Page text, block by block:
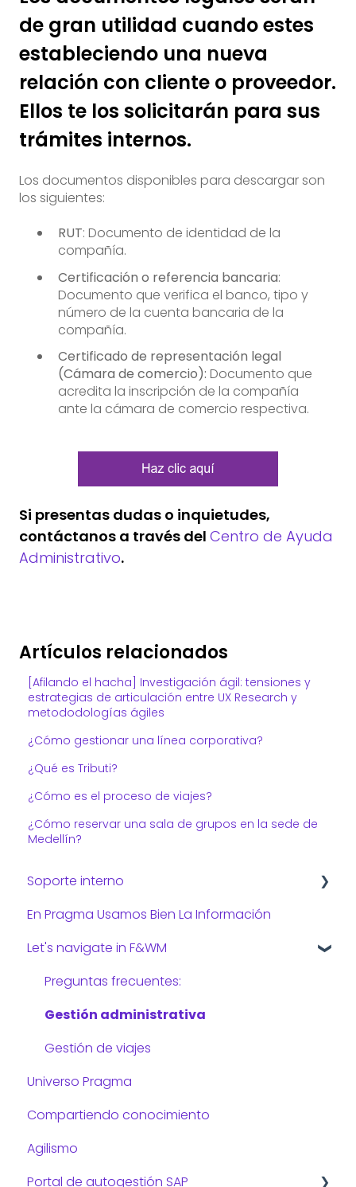
de gran utilidad cuando estes
estableciendo una nueva
relación con cliente o proveedor.
Ellos te los solicitarán para sus
trámites internos.
Los documentos disponibles para descargar son
los siguientes:
RUT: Documento de identidad de la
compañía.
Certificación o referencia bancaria:
Documento que verifica el banco, tipo y
número de la cuenta bancaria de la
compañía.
Certificado de representación legal
(Cámara de comercio): Documento que
acredita la inscripción de la compañía
ante la cámara de comercio respectiva.
Si presentas dudas o inquietudes,
contáctanos a través del Centro de Ayuda
Administrativo.
Artículos relacionados
[Afilando el hacha] Investigación ágil: tensiones y
estrategias de articulación entre UX Research y
metododologías ágiles
¿Cómo gestionar una línea corporativa?
¿Qué es Tributi?
¿Cómo es el proceso de viajes?
¿Cómo reservar una sala de grupos en la sede de
Medellín?
Soporte interno
Consejos de TI
En Pragma Usamos Bien La Información
Let's navigate in F&WM
Preguntas frecuentes:
Gestión administrativa
Gestión de viajes
Universo Pragma
Compartiendo conocimiento
Agilismo
Portal de autogestión SAP